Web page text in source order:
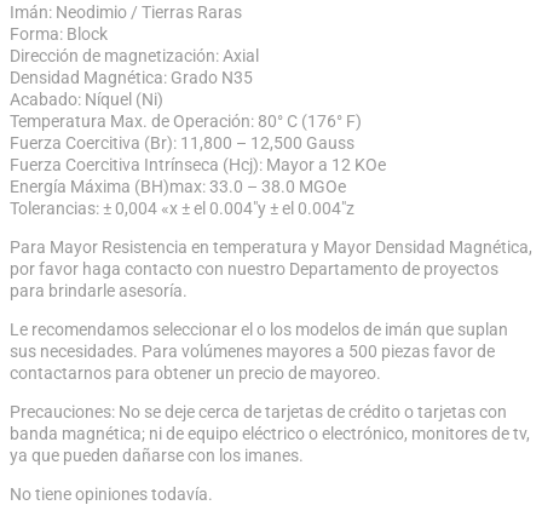
Imán: Neodimio / Tierras Raras
Forma: Block
Dirección de magnetización: Axial
Densidad Magnética: Grado N35
Acabado: Níquel (Ni)
Temperatura Max. de Operación: 80° C (176° F)
Fuerza Coercitiva (Br): 11,800 – 12,500 Gauss
Fuerza Coercitiva Intrínseca (Hcj): Mayor a 12 KOe
Energía Máxima (BH)max: 33.0 – 38.0 MGOe
Tolerancias: ± 0,004 «x ± el 0.004″y ± el 0.004″z
Para Mayor Resistencia en temperatura y Mayor Densidad Magnética,
por favor haga contacto con nuestro Departamento de proyectos
para brindarle asesoría.
Le recomendamos seleccionar el o los modelos de imán que suplan
sus necesidades. Para volúmenes mayores a 500 piezas favor de
contactarnos para obtener un precio de mayoreo.
Precauciones: No se deje cerca de tarjetas de crédito o tarjetas con
banda magnética; ni de equipo eléctrico o electrónico, monitores de tv,
ya que pueden dañarse con los imanes.
No tiene opiniones todavía.